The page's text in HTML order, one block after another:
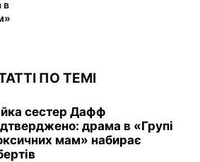
в
ПО ТЕМІ
сестер Дафф
драма в «Групі
мам» набирає